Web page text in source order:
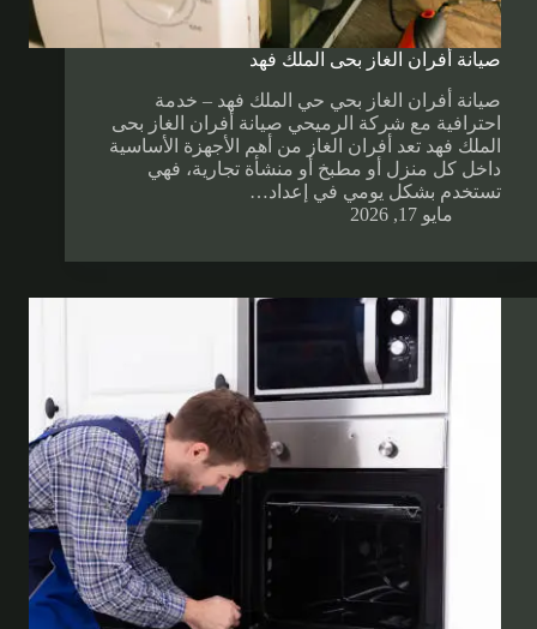
صيانة أفران الغاز بحى الملك فهد
صيانة أفران الغاز بحي حي الملك فهد – خدمة
احترافية مع شركة الرميحي صيانة أفران الغاز بحى
الملك فهد تعد أفران الغاز من أهم الأجهزة الأساسية
داخل كل منزل أو مطبخ أو منشأة تجارية، فهي
تستخدم بشكل يومي في إعداد…
مايو 17, 2026